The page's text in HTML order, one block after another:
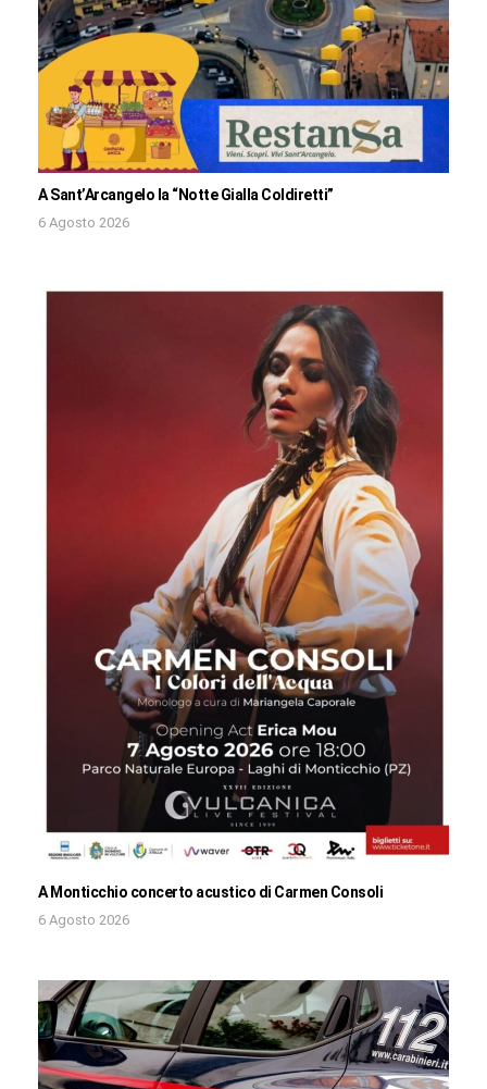
A Sant’Arcangelo la “Notte Gialla Coldiretti”
6 Agosto 2026
A Monticchio concerto acustico di Carmen Consoli
6 Agosto 2026